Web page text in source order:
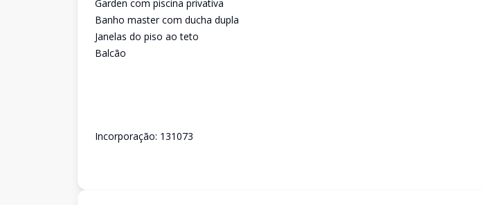
Garden com piscina privativa
Banho master com ducha dupla
Janelas do piso ao teto
Balcão
Incorporação: 131073